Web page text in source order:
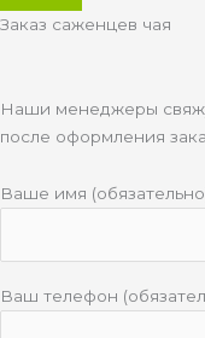
Заказ саженцев чая
Наши менеджеры
после оформления
Ваше имя
Ваш телефон